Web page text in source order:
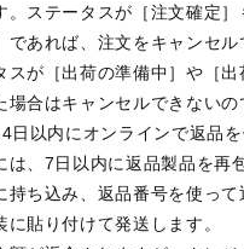
。ステータスが［注文確定
であれば、注文をキャンセル
スが［出荷の準備中］や［
場合はキャンセルできないの
日以内にオンラインで返品を
は、7日以内に返品製品を再
持ち込み、返品番号を使って
に貼り付けて発送します。